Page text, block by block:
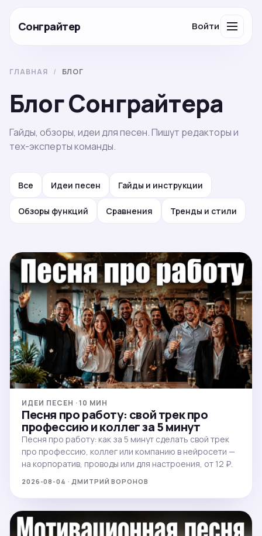
Сонграйтер Войти
ГЛАВНАЯ / БЛОГ
Блог Сонграйтера
Гайды, обзоры, идеи для песен. Пишут редакторы и
тех-эксперты команды.
Все Идеи песен Гайды и инструкции
Обзоры функций Сравнения Тренды и стили
ИДЕИ ПЕСЕН · 10 МИН
Песня про работу: свой трек про
профессию и коллег за 5 минут
Песня про работу: как за 5 минут сделать свой трек
про профессию, коллег или компанию в нейросети —
на корпоратив, проводы или для настроения, от 12 ₽.
2026-08-04 · ДМИТРИЙ ВОРОНОВ